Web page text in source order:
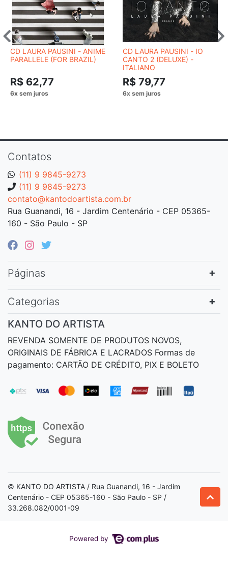
CD LAURA PAUSINI - ANIME
PARALLELE (FOR BRAZIL)
R$ 62,77
CD LAURA PAUSINI - IO
CANTO 2 (DELUXE) -
ITALIANO
R$ 79,77
Contatos
(11) 9 9845-9273
(11) 9 9845-9273
contato@kantodoartista.com.br
Rua Guanandi, 16 - Jardim Centenário - CEP 05365-
160 - São Paulo - SP
Páginas
Categorias
KANTO DO ARTISTA
REVENDA SOMENTE DE PRODUTOS NOVOS,
ORIGINAIS DE FÁBRICA E LACRADOS Formas de
pagamento: CARTÃO DE CRÉDITO, PIX E BOLETO
© KANTO DO ARTISTA / Rua Guanandi, 16 - Jardim
Centenário - CEP 05365-160 - São Paulo - SP /
33.268.082/0001-09
Powered by